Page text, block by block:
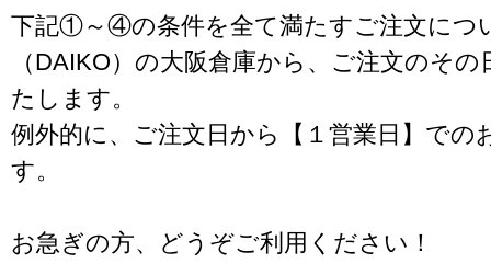
下記①～④の条件を全て満たすご注文につ
（DAIKO）の大阪倉庫から、ご注文のそ
たします。
例外的に、ご注文日から【１営業日】での
す。
お急ぎの方、どうぞご利用ください！